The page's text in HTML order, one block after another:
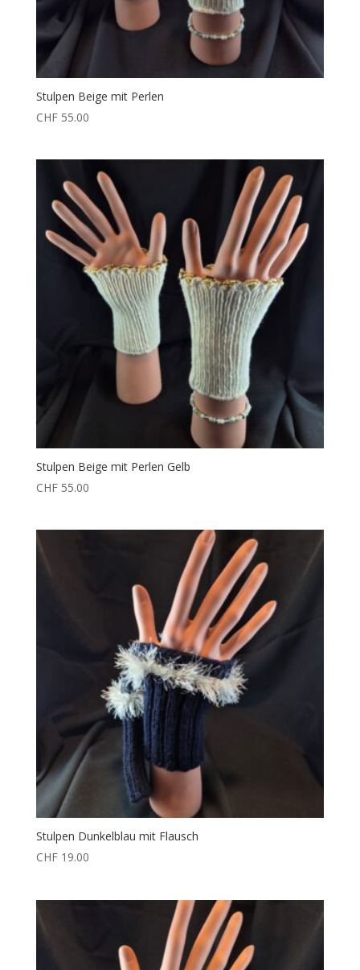
Stulpen Beige mit Perlen
CHF55.00
Stulpen Beige mit Perlen Gelb
CHF55.00
Stulpen Dunkelblau mit Flausch
CHF19.00